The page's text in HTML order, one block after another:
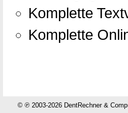
Komplette
Komplette
© ℗ 2003-2026 DentRechner &